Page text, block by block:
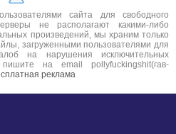
сайта для свободного
не располагают какими-либо
произведений, мы храним только
загруженными пользователями для
на нарушения исключительных
на email pollyfuckingshit(гав-
реклама